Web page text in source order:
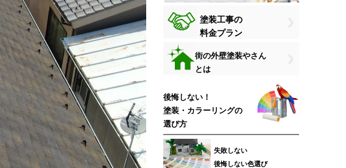
塗装工事の
料金プラン
街の外壁塗装やさん
とは
後悔しない！
塗装・カラーリングの
選び方
失敗しない
後悔しない色選び